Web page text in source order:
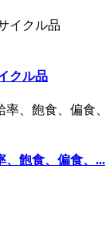
クル品
、飽食、偏食、...